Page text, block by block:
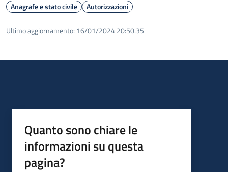
Anagrafe e stato civile Autorizzazioni
Ultimo aggiornamento: 16/01/2024 20:50.35
Quanto sono chiare le
informazioni su questa
pagina?